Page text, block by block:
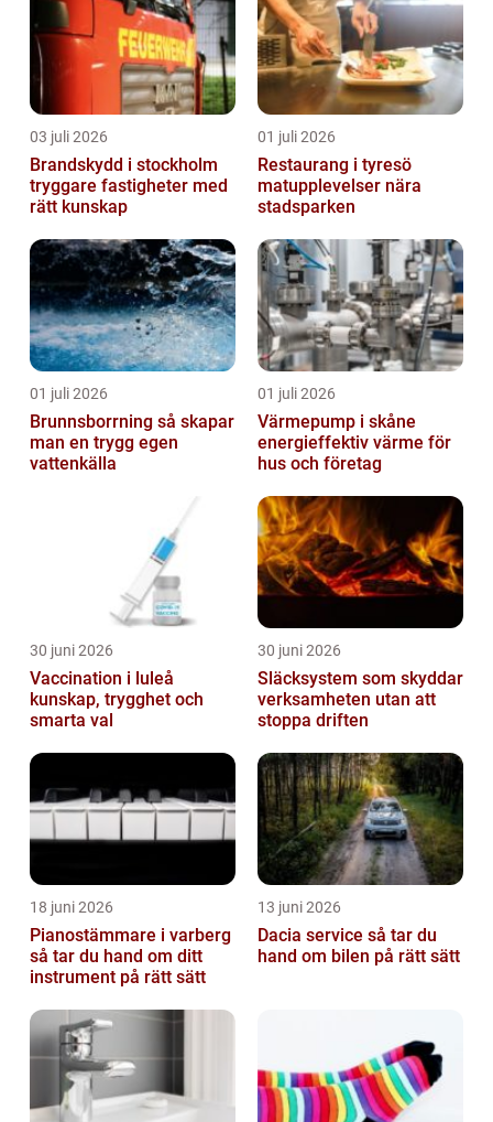
03 juli 2026
Brandskydd i stockholm
tryggare fastigheter med
rätt kunskap
01 juli 2026
Restaurang i tyresö
matupplevelser nära
stadsparken
01 juli 2026
Brunnsborrning så skapar
man en trygg egen
vattenkälla
01 juli 2026
Värmepump i skåne
energieffektiv värme för
hus och företag
30 juni 2026
Vaccination i luleå
kunskap, trygghet och
smarta val
30 juni 2026
Släcksystem som skyddar
verksamheten utan att
stoppa driften
18 juni 2026
Pianostämmare i varberg
så tar du hand om ditt
instrument på rätt sätt
13 juni 2026
Dacia service så tar du
hand om bilen på rätt sätt